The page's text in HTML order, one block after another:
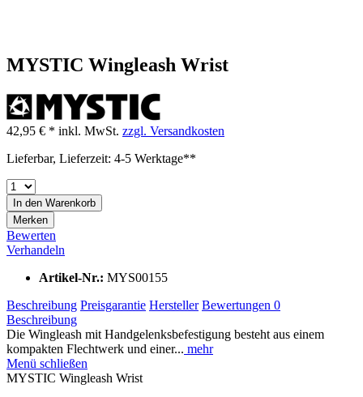
MYSTIC Wingleash Wrist
42,95 € * inkl. MwSt. zzgl. Versandkosten
Lieferbar, Lieferzeit: 4-5 Werktage**
In den Warenkorb
Merken
Bewerten
Verhandeln
Artikel-Nr.: MYS00155
Beschreibung Preisgarantie Hersteller Bewertungen 0
Beschreibung
Die Wingleash mit Handgelenksbefestigung besteht aus einem
kompakten Flechtwerk und einer... mehr
Menü schließen
MYSTIC Wingleash Wrist